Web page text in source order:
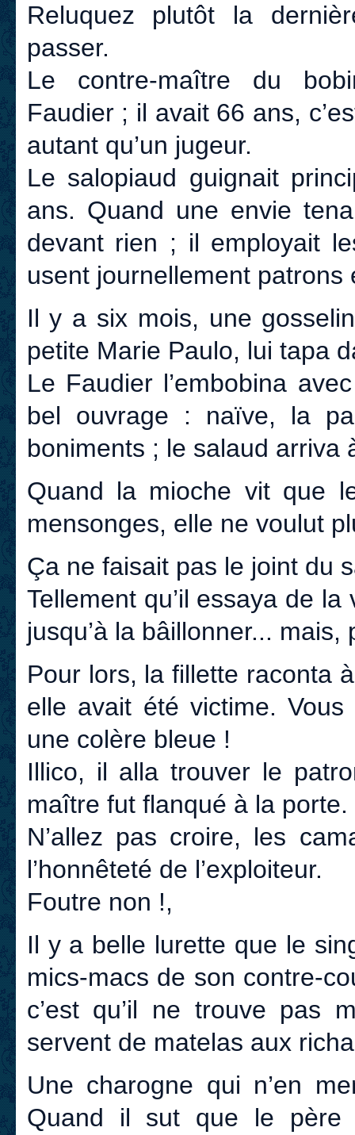
Reluquez plutôt la
passer.
Le contre-maître du
Faudier ; il avait 66 ans,
autant qu’un jugeur.
Le salopiaud guignait
ans. Quand une envie
devant rien ; il employait
usent journellement patrons
Il y a six mois, une
petite Marie Paulo, lui tapa
Le Faudier l’embobina
bel ouvrage : naïve, la
boniments ; le salaud arriva
Quand la mioche vit que
mensonges, elle ne voulut
Ça ne faisait pas le joint du
Tellement qu’il essaya de
jusqu’à la bâillonner... mais,
Pour lors, la fillette raconta
elle avait été victime.
une colère bleue !
Illico, il alla trouver le
maître fut flanqué à la porte.
N’allez pas croire, les
l’honnêteté de l’exploiteur.
Foutre non !,
Il y a belle lurette que le
mics-macs de son contre-
c’est qu’il ne trouve pas
servent de matelas aux
Une charogne qui n’en
Quand il sut que le père